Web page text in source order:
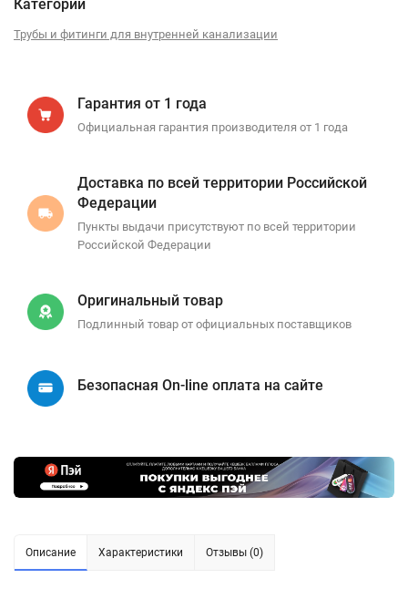
Категории
Трубы и фитинги для внутренней канализации
Гарантия от 1 года
Официальная гарантия производителя от 1 года
Доставка по всей территории Российской
Федерации
Пункты выдачи присутствуют по всей территории
Российской Федерации
Оригинальный товар
Подлинный товар от официальных поставщиков
Безопасная On-line оплата на сайте
Описание Характеристики Отзывы (0)